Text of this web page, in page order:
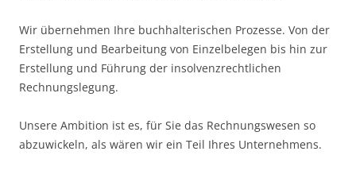
Wir übernehmen Ihre buchhalterischen Prozesse. Von der
Erstellung und Bearbeitung von Einzelbelegen bis hin zur
Erstellung und Führung der insolvenzrechtlichen
Rechnungslegung.
Unsere Ambition ist es, für Sie das Rechnungswesen so
abzuwickeln, als wären wir ein Teil Ihres Unternehmens.